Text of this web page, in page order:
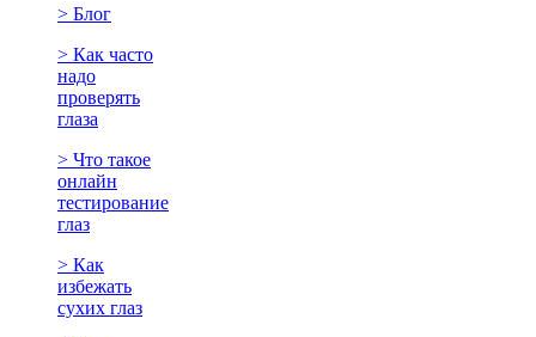
> Блог
> Как часто
надо
проверять
глаза
> Что такое
онлайн
тестирование
глаз
> Как
избежать
сухих глаз